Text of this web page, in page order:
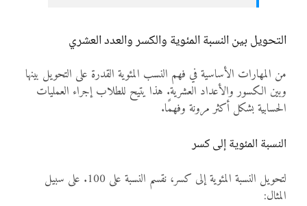
التحويل بين النسبة المئوية والكسر والعدد العشري
من المهارات الأساسية في فهم النسب المئوية القدرة على التحويل بينها
وبين الكسور والأعداد العشرية. هذا يتيح للطلاب إجراء العمليات
الحسابية بشكل أكثر مرونة وفهمًا.
النسبة المئوية إلى كسر
لتحويل النسبة المئوية إلى كسر، نقسم النسبة على 100. على سبيل
المثال: